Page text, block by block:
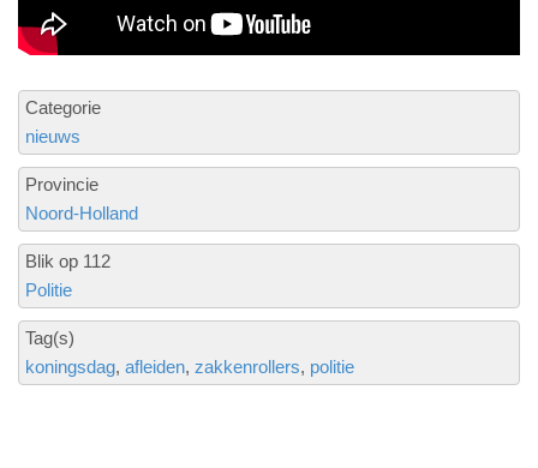
Categorie
nieuws
Provincie
Noord-Holland
Blik op 112
Politie
Tag(s)
koningsdag afleiden zakkenrollers politie